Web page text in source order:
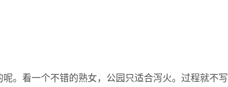
。看一个不错的熟女，公园只适合泻火。过程就不写